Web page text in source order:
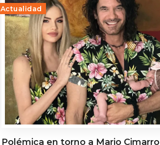
Actualidad
Polémica en torno a Mario Cimarro